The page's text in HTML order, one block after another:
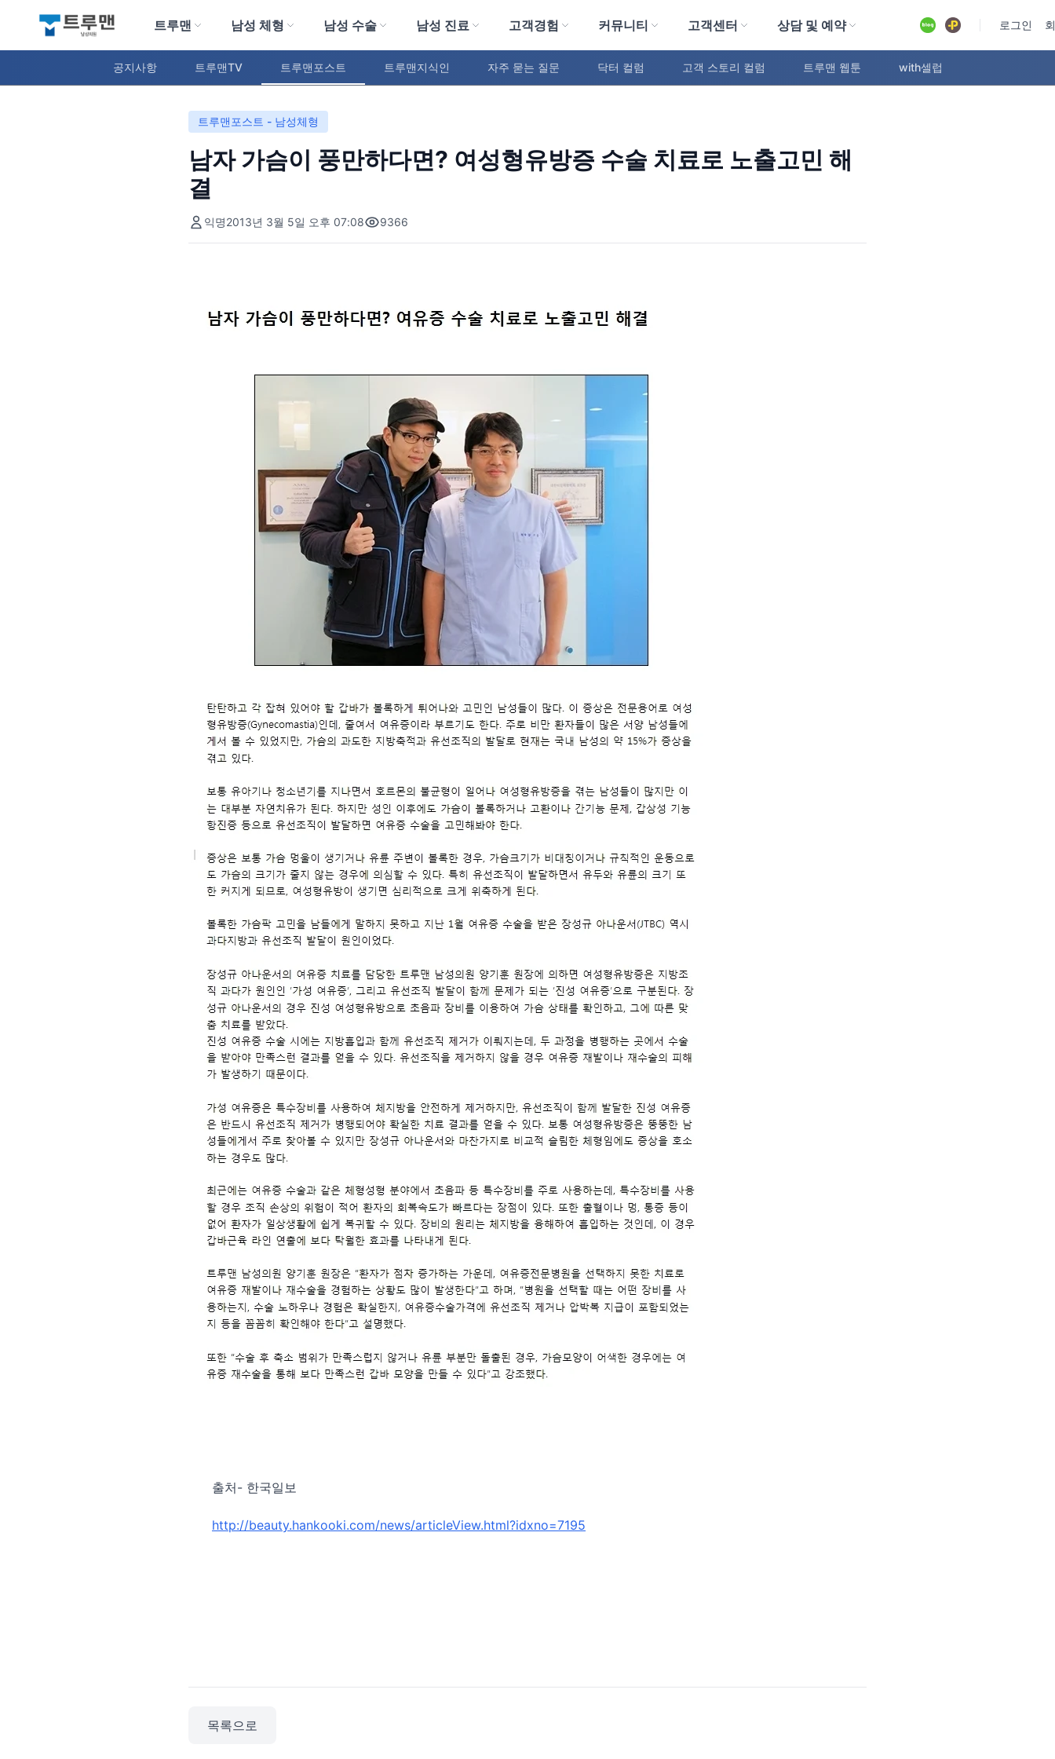
트루맨 남성의원
트루맨 남성 체형 남성 수술 남성 진료 고객경험 커뮤니티 고객센터 상담 및 예약 유튜브 로그인
공지사항 트루맨TV 트루맨포스트 트루맨지식인 자주 묻는 질문 닥터 컬럼 고객 스토리 컬럼 트루맨 웹툰 with셀럽
트루맨포스트 - 남성체형
남자 가슴이 풍만하다면? 여성형유방증 수술 치료로 노출고민 해
결
익명2013년 3월 5일 오후 07:08 9366
출처- 한국일보
http://beauty.hankooki.com/news/articleView.html?idxno=7195
목록으로